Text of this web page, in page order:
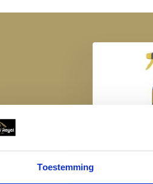
Toestemming
bent, wedstrijden rijdt of een
maar ook duurzaam en stijlvol.
disciplines, van dressuur tot